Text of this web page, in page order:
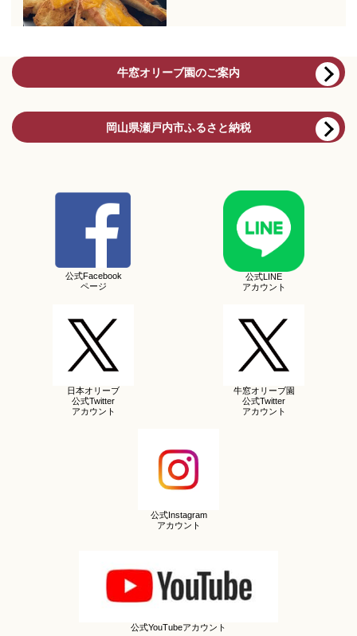
牛窓オリーブ園のご案内
岡山県瀬戸内市ふるさと納税
公式Facebook
ページ
公式LINE
アカウント
日本オリーブ
公式Twitter
アカウント
牛窓オリーブ園
公式Twitter
アカウント
公式Instagram
アカウント
公式YouTubeアカウント